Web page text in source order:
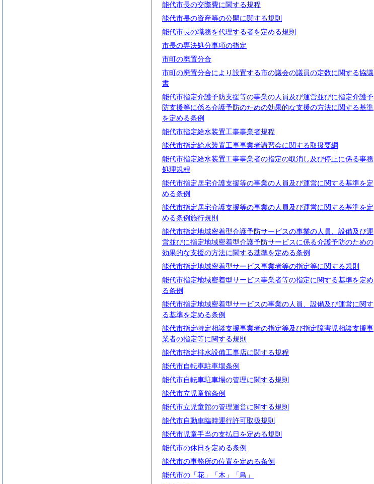
能代市長の交際費に関する規程
能代市長の資産等の公開に関する規則
能代市長の職務を代理する者を定める規則
市長の専決処分事項の指定
市町の廃置分合
市町の廃置分合により設置する市の議会の議員の定数に関する協議
書
能代市指定介護予防支援等の事業の人員及び運営並びに指定介護予
防支援等に係る介護予防のための効果的な支援の方法に関する基準
を定める条例
能代市指定給水装置工事事業者規程
能代市指定給水装置工事事業者講習会に関する取扱要綱
能代市指定給水装置工事事業者の指定の取消し及び停止に係る事務
処理規程
能代市指定居宅介護支援等の事業の人員及び運営に関する基準を定
める条例
能代市指定居宅介護支援等の事業の人員及び運営に関する基準を定
める条例施行規則
能代市指定地域密着型介護予防サービスの事業の人員、設備及び運
営並びに指定地域密着型介護予防サービスに係る介護予防のための
効果的な支援の方法に関する基準を定める条例
能代市指定地域密着型サービス事業者等の指定等に関する規則
能代市指定地域密着型サービス事業者等の指定に関する基準を定め
る条例
能代市指定地域密着型サービスの事業の人員、設備及び運営に関す
る基準を定める条例
能代市指定特定相談支援事業者の指定等及び指定障害児相談支援事
業者の指定等に関する規則
能代市指定排水設備工事店に関する規程
能代市自転車駐車場条例
能代市自転車駐車場の管理に関する規則
能代市立児童館条例
能代市立児童館の管理運営に関する規則
能代市自動車臨時運行許可取扱規則
能代市児童手当の支払日を定める規則
能代市の休日を定める条例
能代市の事務所の位置を定める条例
能代市の「花」「木」「鳥」